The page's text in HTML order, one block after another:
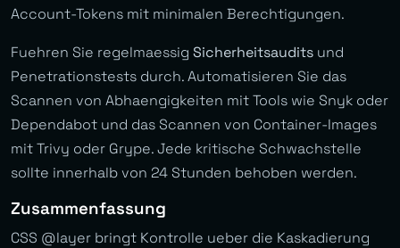
Account-Tokens mit minimalen Berechtigungen.
Fuehren Sie regelmaessig Sicherheitsaudits und
Penetrationstests durch. Automatisieren Sie das
Scannen von Abhaengigkeiten mit Tools wie Snyk oder
Dependabot und das Scannen von Container-Images
mit Trivy oder Grype. Jede kritische Schwachstelle
sollte innerhalb von 24 Stunden behoben werden.
Zusammenfassung
CSS @layer bringt Kontrolle ueber die Kaskadierung